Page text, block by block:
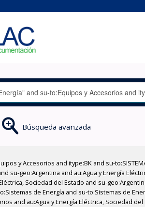
Búsqueda avanzada
y Accesorios and itype:BK and su-
su-geo:Argentina and au:Agua y Energía
Sociedad del Estado and su-
de Energía and su-to:Sistemas de
and au:Agua y Energía Eléctrica, Sociedad